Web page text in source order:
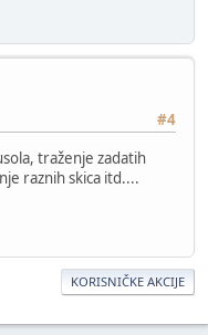
#4
traženje zadatih
raznih skica itd....
KORISNIČKE AKCIJE